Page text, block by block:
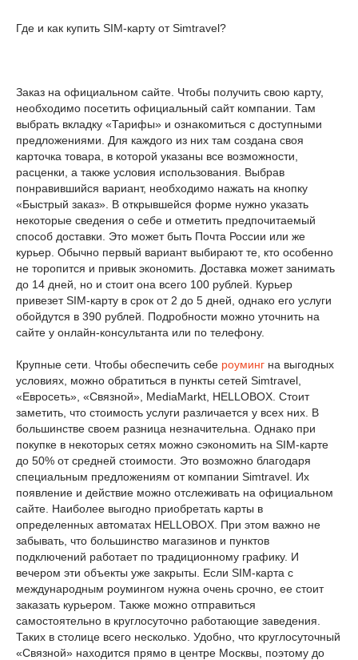
Где и как купить SIM-карту от Simtravel?
Заказ на официальном сайте. Чтобы получить свою карту,
необходимо посетить официальный сайт компании. Там
выбрать вкладку «Тарифы» и ознакомиться с доступными
предложениями. Для каждого из них там создана своя
карточка товара, в которой указаны все возможности,
расценки, а также условия использования. Выбрав
понравившийся вариант, необходимо нажать на кнопку
«Быстрый заказ». В открывшейся форме нужно указать
некоторые сведения о себе и отметить предпочитаемый
способ доставки. Это может быть Почта России или же
курьер. Обычно первый вариант выбирают те, кто особенно
не торопится и привык экономить. Доставка может занимать
до 14 дней, но и стоит она всего 100 рублей. Курьер
привезет SIM-карту в срок от 2 до 5 дней, однако его услуги
обойдутся в 390 рублей. Подробности можно уточнить на
сайте у онлайн-консультанта или по телефону.
Крупные сети. Чтобы обеспечить себе роуминг на выгодных
условиях, можно обратиться в пункты сетей Simtravel,
«Евросеть», «Связной», MediaMarkt, HELLOBOX. Стоит
заметить, что стоимость услуги различается у всех них. В
большинстве своем разница незначительна. Однако при
покупке в некоторых сетях можно сэкономить на SIM-карте
до 50% от средней стоимости. Это возможно благодаря
специальным предложениям от компании Simtravel. Их
появление и действие можно отслеживать на официальном
сайте. Наиболее выгодно приобретать карты в
определенных автоматах HELLOBOX. При этом важно не
забывать, что большинство магазинов и пунктов
подключений работает по традиционному графику. И
вечером эти объекты уже закрыты. Если SIM-карта с
международным роумингом нужна очень срочно, ее стоит
заказать курьером. Также можно отправиться
самостоятельно в круглосуточно работающие заведения.
Таких в столице всего несколько. Удобно, что круглосуточный
«Связной» находится прямо в центре Москвы, поэтому до